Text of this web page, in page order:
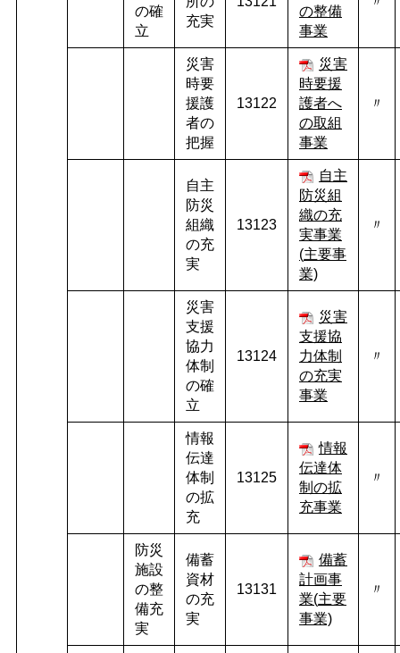
の確
立
充実
の整備
事業
災害
時要
援護
者の
把握
13122
災害
時要援
護者へ
の取組
事業
〃
自主
防災
組織
の充
実
13123
自主
防災組
織の充
実事業
(主要事
業)
〃
災害
支援
協力
体制
の確
立
13124
災害
支援協
力体制
の充実
事業
〃
情報
伝達
体制
の拡
充
13125
情報
伝達体
制の拡
充事業
〃
防災
施設
の整
備充
実
備蓄
資材
の充
実
13131
備蓄
計画事
業(主要
事業)
〃